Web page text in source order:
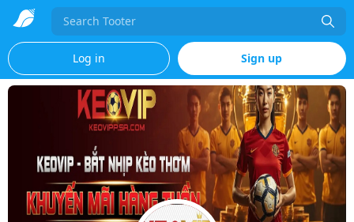
Search
Log in Sign up